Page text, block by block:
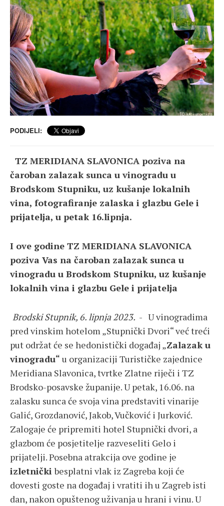
PODIJELI:
TZ MERIDIANA SLAVONICA poziva na
čaroban zalazak sunca u vinogradu u
Brodskom Stupniku, uz kušanje lokalnih
vina, fotografiranje zalaska i glazbu Gele i
prijatelja, u petak 16.lipnja.
I ove godine TZ MERIDIANA SLAVONICA
poziva Vas na čaroban zalazak sunca u
vinogradu u Brodskom Stupniku, uz kušanje
lokalnih vina i glazbu Gele i prijatelja
Brodski Stupnik, 6. lipnja 2023. - U vinogradima
pred vinskim hotelom „Stupnički Dvori“ već treći
put održat će se hedonistički događaj „Zalazak u
vinogradu“ u organizaciji Turističke zajednice
Meridiana Slavonica, tvrtke Zlatne riječi i TZ
Brodsko-posavske županije. U petak, 16.06. na
zalasku sunca će svoja vina predstaviti vinarije
Galić, Grozdanović, Jakob, Vučković i Jurković.
Zalogaje će pripremiti hotel Stupnički dvori, a
glazbom će posjetitelje razveseliti Gelo i
prijatelji. Posebna atrakcija ove godine je
izletničkibesplatni vlak iz Zagreba koji će
dovesti goste na događaj i vratiti ih u Zagreb isti
dan, nakon opuštenog uživanja u hrani i vinu. U